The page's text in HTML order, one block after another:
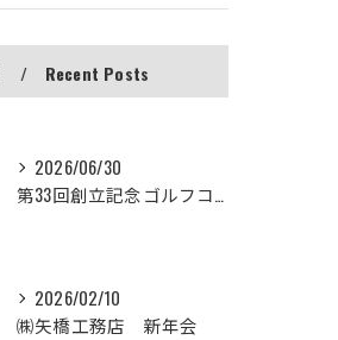
Recent Posts
2026/06/30
第33回創立記念ゴルフコンペ
2026/02/10
㈱矢橋工務店 新年会